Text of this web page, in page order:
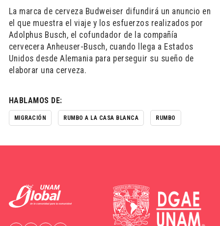
La marca de cerveza Budweiser difundirá un anuncio en
el que muestra el viaje y los esfuerzos realizados por
Adolphus Busch, el cofundador de la compañía
cervecera Anheuser-Busch, cuando llega a Estados
Unidos desde Alemania para perseguir su sueño de
elaborar una cerveza.
HABLAMOS DE:
MIGRACIÓN RUMBO A LA CASA BLANCA RUMBO